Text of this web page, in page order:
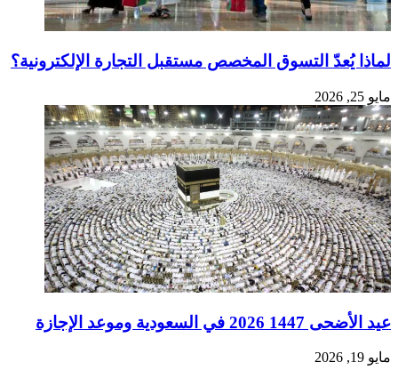
لماذا يُعدّ التسوق المخصص مستقبل التجارة الإلكترونية؟
مايو 25, 2026
عيد الأضحى 1447 2026 في السعودية وموعد الإجازة
مايو 19, 2026